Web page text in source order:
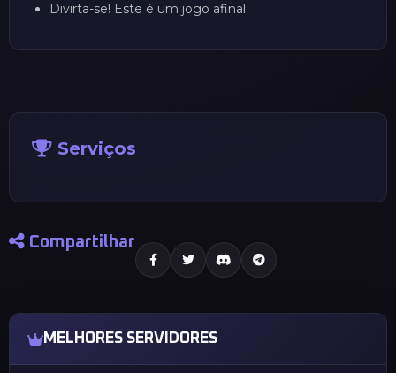
Divirta-se! Este é um jogo afinal
Serviços
Compartilhar
MELHORES SERVIDORES